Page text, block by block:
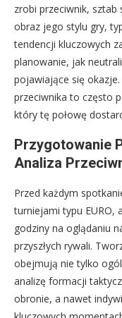
zrobi przeciwnik,
obraz jego stylu gry,
tendencji kluczowych
planowanie, jak
pojawiające się
przeciwnika to często
który tę połowę
Przygotowanie
Analiza
Przed każdym
turniejami typu EURO,
godziny na oglądaniu
przyszłych rywali.
obejmują nie tylko
analizę formacji
obronie, a nawet